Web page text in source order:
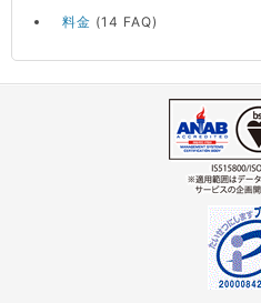
料金 (14 FAQ)